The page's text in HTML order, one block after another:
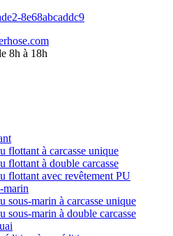
8h à 18h
flottant à carcasse unique
flottant à double carcasse
flottant avec revêtement PU
marin
sous-marin à carcasse unique
sous-marin à double carcasse